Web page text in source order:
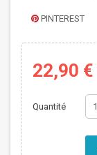
PINTEREST
22,90 €
Quantité